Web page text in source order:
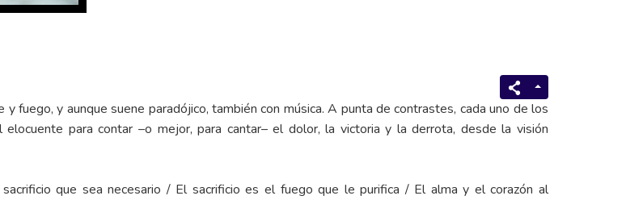
fuego, y aunque suene paradójico, también con música. A punta de contrastes, cada uno de los
para contar –o mejor, para cantar– el dolor, la victoria y la derrota, desde la visión
que sea necesario / El sacrificio es el fuego que le purifica / El alma y el corazón al